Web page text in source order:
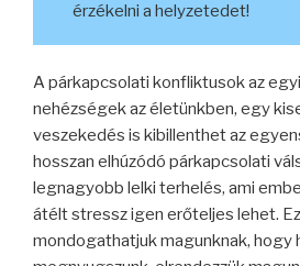
érzékelni a helyzetedet!
A párkapcsolati konfliktusok az
nehézségek az életünkben, egy
veszekedés is kibillenthet az
hosszan elhúzódó párkapcsolati
legnagyobb lelki terhelés, ami
átélt stressz igen erőteljes lehet.
mondogathatjuk magunknak, hogy